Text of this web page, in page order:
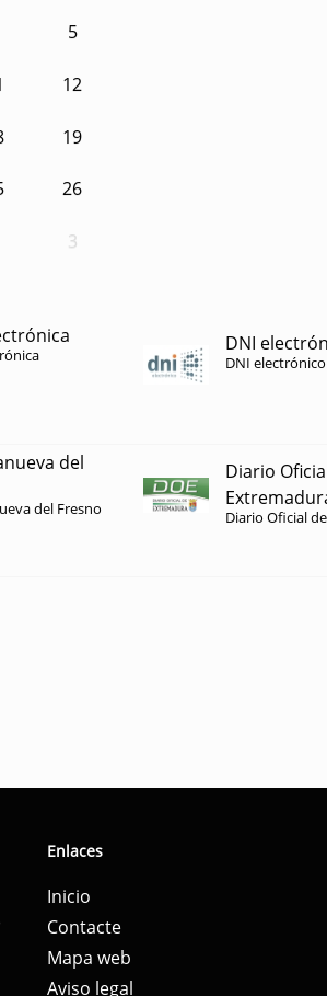
5
12
19
26
3
DNI
DNI electrónico
del
del Fresno
Diario
Diario Oficial
Enlaces
Inicio
Contacte
Mapa web
Aviso legal